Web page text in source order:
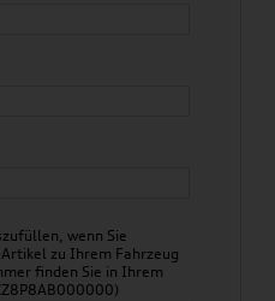
wenn Sie
zu Ihrem Fahrzeug
finden Sie in Ihrem